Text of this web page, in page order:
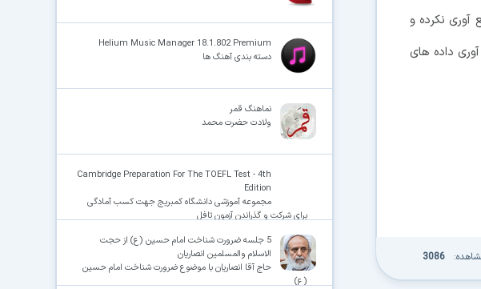
نکرده و
داده های
3086
Helium Music Manager 18.1.802 Premium
دسته بندی آهنگ ها
نماهنگ قمر
ولادت حضرت محمد
Cambridge Preparation For The TOEFL Test - 4th
Edition
مجموعه آموزشی دانشگاه کمبریج جهت کسب آمادگی
برای شرکت و گذراندن آزمون تافل
5 جلسه ضرورت شناخت امام حسین (ع) از حجت
الاسلام والمسلمین انصاریان
حاج آقا انصاریان با موضوع ضرورت شناخت امام حسین
(ع)